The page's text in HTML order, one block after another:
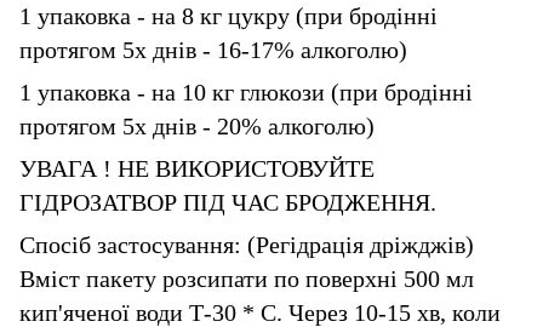
1 упаковка - на 8 кг цукру (при бродінні
протягом 5х днів - 16-17% алкоголю)
1 упаковка - на 10 кг глюкози (при бродінні
протягом 5х днів - 20% алкоголю)
УВАГА ! НЕ ВИКОРИСТОВУЙТЕ
ГІДРОЗАТВОР ПІД ЧАС БРОДЖЕННЯ.
Спосіб застосування: (Регідрація дріжджів)
Вміст пакету розсипати по поверхні 500 мл
кип'яченої води Т-30 * С. Через 10-15 хв, коли